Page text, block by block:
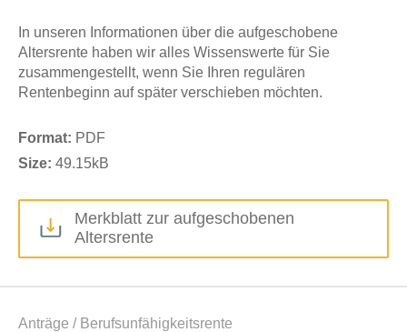
In unseren Informationen über die aufgeschobene
Altersrente haben wir alles Wissenswerte für Sie
zusammengestellt, wenn Sie Ihren regulären
Rentenbeginn auf später verschieben möchten.
Format: PDF
Size: 49.15kB
Merkblatt zur aufgeschobenen
Altersrente
Anträge / Berufsunfähigkeitsrente